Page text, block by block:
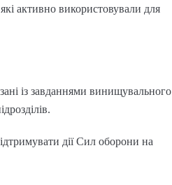
активно використовували для
із завданнями винищувального
дії Сил оборони на